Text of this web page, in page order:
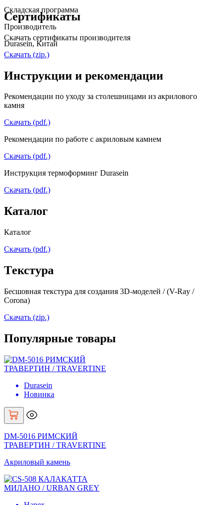
Складская программа
Производитель
Durasein, Китай
Сертификаты
Скачать сертификаты производителя
Скачать (zip.)
Инструкции и рекомендации
Рекомендации по уходу за столешницами из акрилового
камня
Скачать (pdf.)
Рекомендации по работе с акриловым камнем
Скачать (pdf.)
Инструкция термоформинг Durasein
Скачать (pdf.)
Каталог
Каталог
Скачать (pdf.)
Tекстура
Бесшовная текстура для создания 3D-моделей / (V-Ray /
Corona)
Скачать (zip.)
Популярные товары
Durasein
Новинка
DM-5016 РИМСКИЙ
ТРАВЕРТИН / TRAVERTINE
Акриловый камень